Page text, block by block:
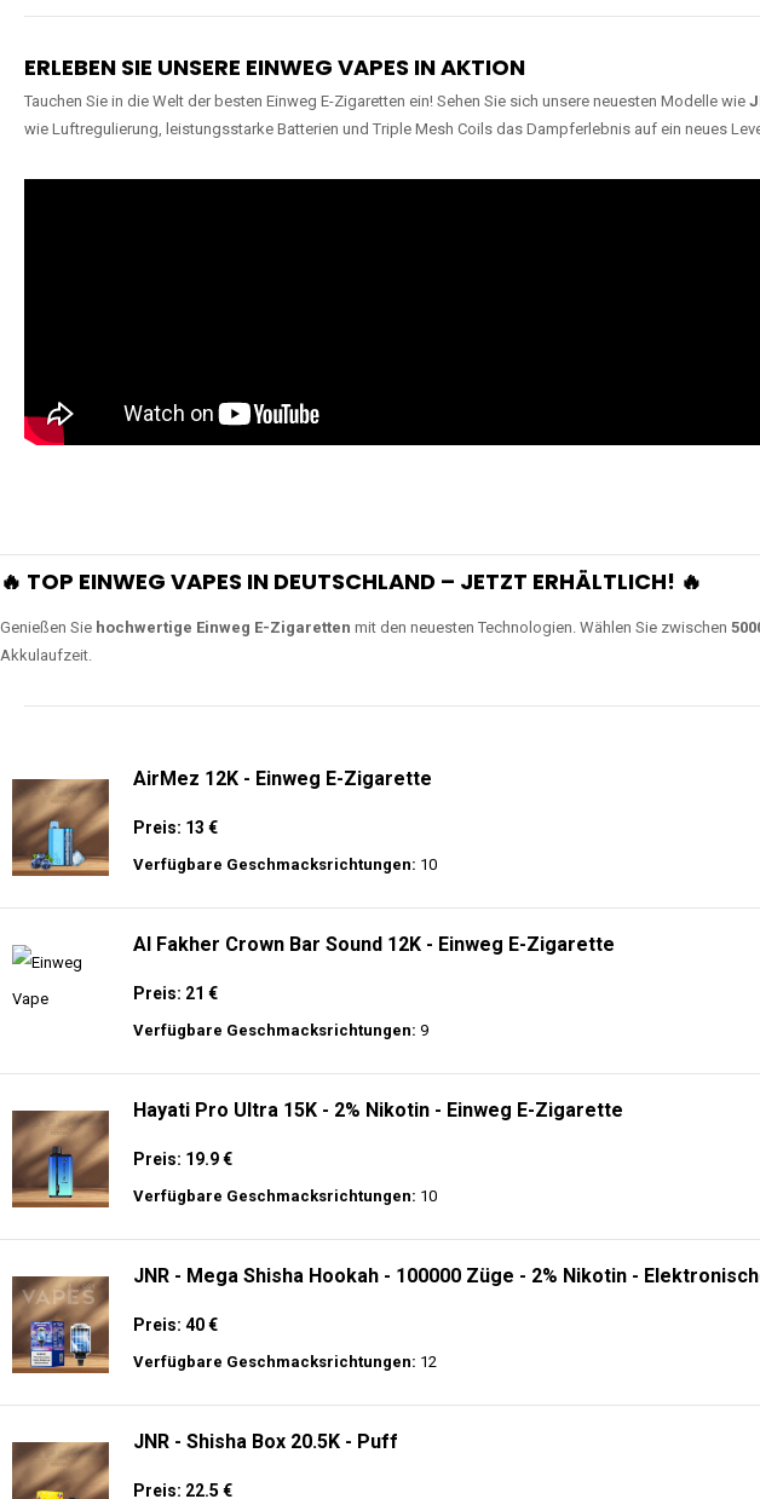
ERLEBEN SIE UNSERE EINWEG VAPES IN AKTION
Tauchen Sie in die Welt der besten Einweg E-Zigaretten ein! Sehen Sie sich unsere neuesten Modelle wie
wie Luftregulierung, leistungsstarke Batterien und Triple Mesh Coils das Dampferlebnis auf ein neues
🔥 TOP EINWEG VAPES IN DEUTSCHLAND – JETZT ERHÄLTLICH! 🔥
Genießen Sie hochwertige Einweg E-Zigaretten mit den neuesten Technologien. Wählen Sie zwischen
Akkulaufzeit.
AirMez 12K - Einweg E-Zigarette
Preis: 13 €
Verfügbare Geschmacksrichtungen: 10
Al Fakher Crown Bar Sound 12K - Einweg E-Zigarette
Preis: 21 €
Verfügbare Geschmacksrichtungen: 9
Hayati Pro Ultra 15K - 2% Nikotin - Einweg E-Zigarette
Preis: 19.9 €
Verfügbare Geschmacksrichtungen: 10
JNR - Mega Shisha Hookah - 100000 Züge - 2% Nikotin -
Preis: 40 €
Verfügbare Geschmacksrichtungen: 12
JNR - Shisha Box 20.5K - Puff
Preis: 22.5 €